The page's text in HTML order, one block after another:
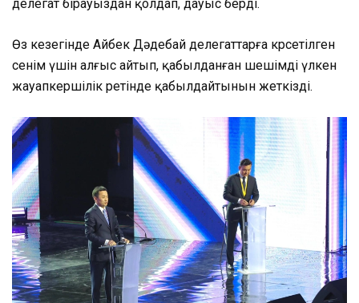
делегат бірауыздан қолдап, дауыс берді.
Өз кезегінде Айбек Дәдебай делегаттарға көрсетілген
сенім үшін алғыс айтып, қабылданған шешімді үлкен
жауапкершілік ретінде қабылдайтынын жеткізді.